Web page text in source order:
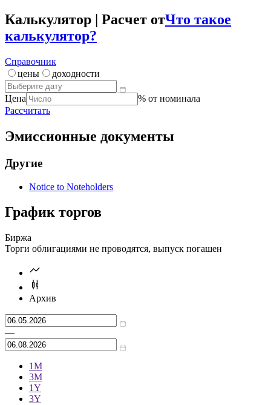
Калькулятор | Расчет отЧто такое
калькулятор?
Справочник
цены
доходности
Цена
% от номинала
Рассчитать
Эмиссионные документы
Другие
Notice to Noteholders
График торгов
Биржа
Торги облигациями не проводятся, выпуск погашен
Архив
—
1М
3М
1Y
3Y